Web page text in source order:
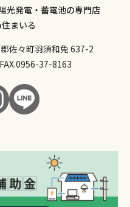
光発電・蓄電池の専門店
まいる
佐々町羽須和免 637-2
37-8163